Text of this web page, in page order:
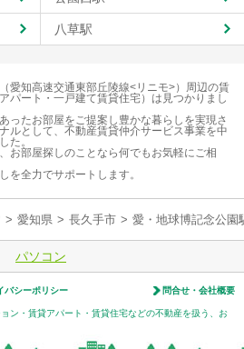
八草駅
愛知高速交通東部丘陵線<リニモ>）周辺の賃
パート・一戸建て賃貸住宅）は見つかりまし
ったお部屋をご提案し豊かな暮らしを実現さ
ルとして、不動産賃貸仲介サービス事業を中
た。
お部屋探しのことなら何でもお気軽にご相
を全力でサポートします。
> 愛知県 > 長久手市 > 愛・地球博記念公園
パソコン
バシーポリシー 問合せ・会社概要
ン・賃貸アパート・賃貸住宅などの不動産を扱う、お